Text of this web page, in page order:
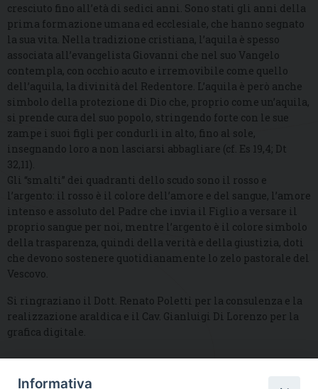
cresciuto fino all’età di sedici anni. Sono stati gli anni della
prima formazione umana ed ecclesiale, che hanno segnato
la sua vita. Nella tradizione cristiana, l’aquila è spesso
associata all’evangelista Giovanni che nel suo Vangelo
contempla, con occhio acuto e irremovibile come quello
dell’aquila, la divinità del Redentore. L’aquila è però anche
simbolo della protezione di Dio che, proprio come un’aquila,
si prende cura del suo popolo, stringendo forte con le sue
zampe i suoi figli per condurli in alto, fino al sole,
insegnando loro a non lasciarsi abbagliare (cf. Es 19,4; Dt
32,11).
Gli “smalti” dei quadranti dello scudo sono il rosso e
l’argento: il rosso è il colore dell’amore e del sangue, l’amore
intenso e assoluto del Padre che invia il Figlio a versare il
proprio sangue per noi, mentre l’argento è il colore simbolo
della trasparenza, quindi della verità e della giustizia, doti
che devono sostenere quotidianamente lo zelo pastorale del
Vescovo.
Si ringraziano il Dott. Renato Poletti per la consulenza e la
realizzazione araldica e il Cav. Gianluigi Di Lorenzo per la
grafica digitale.
Informativa